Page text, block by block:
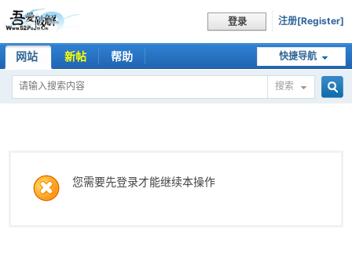
登录 注册[Register]
快捷导航
网站 新帖 帮助
搜索
您需要先登录才能继续本操作